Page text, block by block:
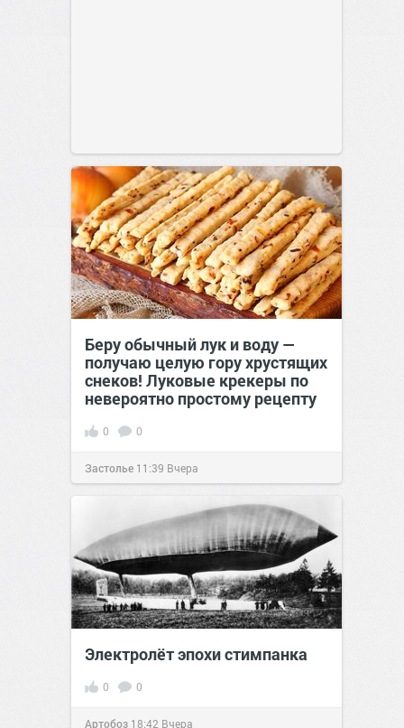
Беру обычный лук и воду —
получаю целую гору хрустящих
снеков! Луковые крекеры по
невероятно простому рецепту
0 0
Застолье 11:39 Вчера
Электролёт эпохи стимпанка
0 0
Артобоз 18:42 Вчера